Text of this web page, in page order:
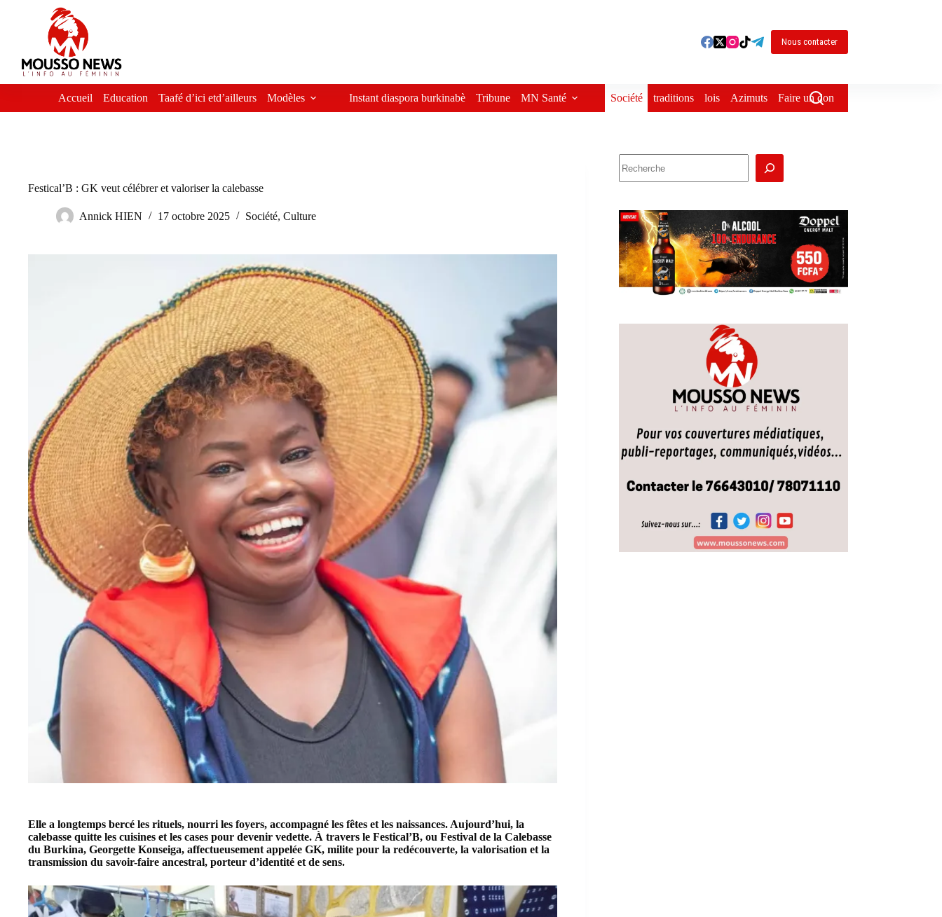
Nous contacter
Accueil Education Taafé d’ici etd’ailleurs Modèles Instant diaspora burkinabè Tribune MN Santé Société traditions lois Azimuts Faire un don
Festical’B : GK veut célébrer et valoriser la calebasse
Annick HIEN 17 octobre 2025 Société, Culture
Elle a longtemps bercé les rituels, nourri les foyers, accompagné les fêtes et les naissances. Aujourd’hui, la
calebasse quitte les cuisines et les cases pour devenir vedette. À travers le Festical’B, ou Festival de la Calebasse
du Burkina, Georgette Konseiga, affectueusement appelée GK, milite pour la redécouverte, la valorisation et la
transmission du savoir-faire ancestral, porteur d’identité et de sens.